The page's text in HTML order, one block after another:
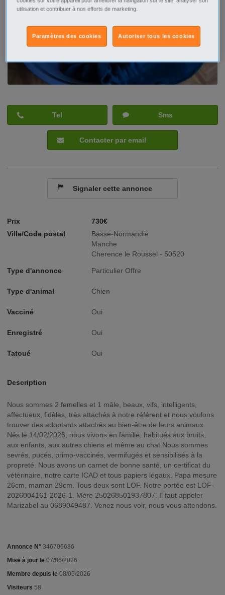
Prix
730€
Ville/Code postal
Basse-Normandie
Manche
Cherence le Roussel - 50520
Type d'annonce Particulier Offre
Type d'animal Chien
Vacciné Oui
Enregistré Oui
Tatoué Oui
Description
Nous sommes 2 femelles et 1 mâle, beaux, vifs, intelligents,
affectueux, fidèles, très attachés à notre référent et nous voulons
trouver des adoptants attachés au bien-être de leurs animaux.
Nés le 14/02/2026, nous vivons en famille, habitués aux bruits,
aux enfants, aux autres chiens et même au chat.Nous sommes
sevrés, pucés, primo-vaccinés, vermifugés et sensibilisés à la
propreté. Nous avons un carnet de bonne santé, un certificat du
vétérinaire, notre carte ICAD et tous papiers légaux. Papa mesure
26cm, maman 29cm. Tous deux sont LOF. Notre portée est LOF-
2026004161-2026-1. Mère 250268501937807. Il faut appeler
Marizabel au 0689049487. Venez nous voir, nous vous attendons.
Annonce N° 346706686
Mise à jour le 07/06/2026
Membre depuis le 08/05/2026
Visiteurs 58
Tel Sms
Contacter par email
Signaler cette annonce
utilisation et contribuer à nos efforts de marketing.
Autoriser tous les cookies
Paramètres des cookies